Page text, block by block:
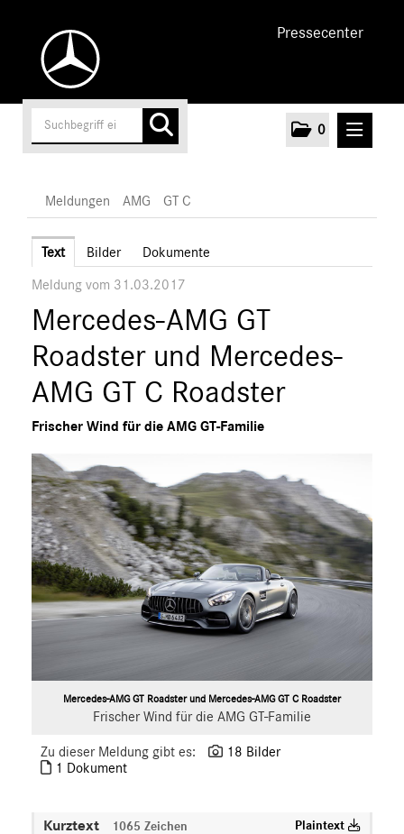
Pressecenter
0
Unternehmen
Cars
AMG
C-Klasse
E-Klasse
SLC
GLC
GLE
GT R
GT C
GT 4-Türer Coupé
CLA
Mercedes-Benz
G-Klasse
Vans
Meldungen AMG GT C
Text Bilder Dokumente
Meldung vom 31.03.2017
Mercedes-AMG GT
Roadster und Mercedes-
AMG GT C Roadster
Frischer Wind für die AMG GT-Familie
Mercedes-AMG GT Roadster und Mercedes-AMG GT C Roadster
Frischer Wind für die AMG GT-Familie
Zu dieser Meldung gibt es:
18 Bilder
1 Dokument
Kurztext 1065 Zeichen Plaintext